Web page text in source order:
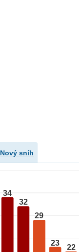
Nový sníh
34
32
29
23
22